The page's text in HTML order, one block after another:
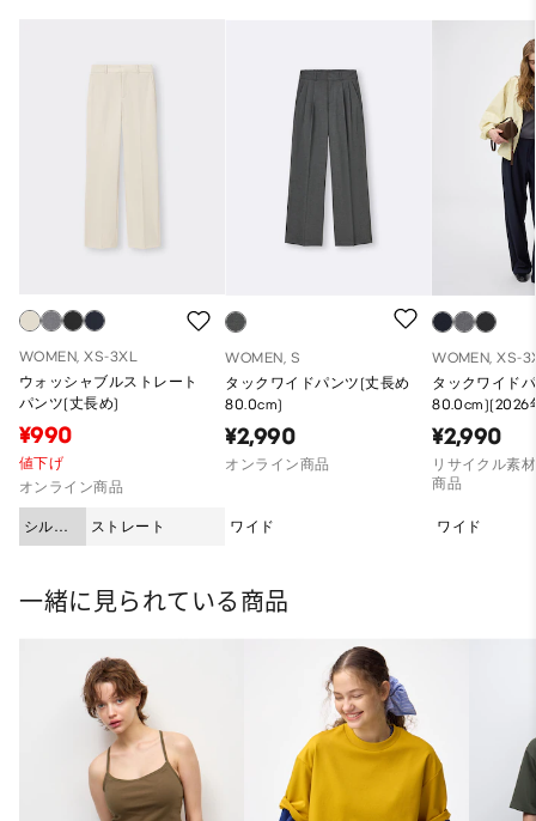
WOMEN, XS-3XL
ウォッシャブルストレート
パンツ(丈長め)
¥990
値下げ
オンライン商品
シルエ
ット
ストレート
WOMEN, S
タックワイドパンツ(丈長め
80.0cm)
¥2,990
オンライン商品
ワイド
WOMEN, XS-
タックワイド
80.0cm)(2026
品)
¥2,990
リサイクル素
商品
ワイド
一緒に見られている商品